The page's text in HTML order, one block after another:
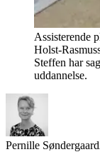
Assisterende
Holst-
Steffen har
uddannelse.
Pernille Søndergaard